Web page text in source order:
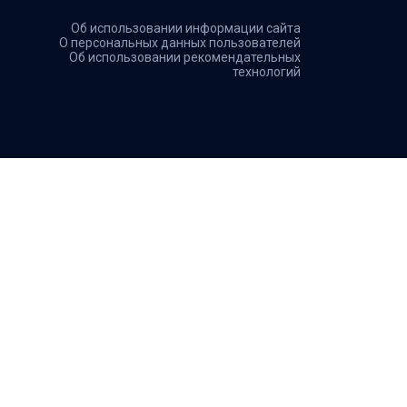
Об использовании информации сайта
О персональных данных пользователей
Об использовании рекомендательных
технологий